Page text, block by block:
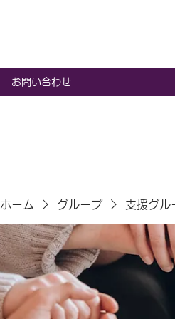
お問い合わせ
ホーム グループ 支援グル